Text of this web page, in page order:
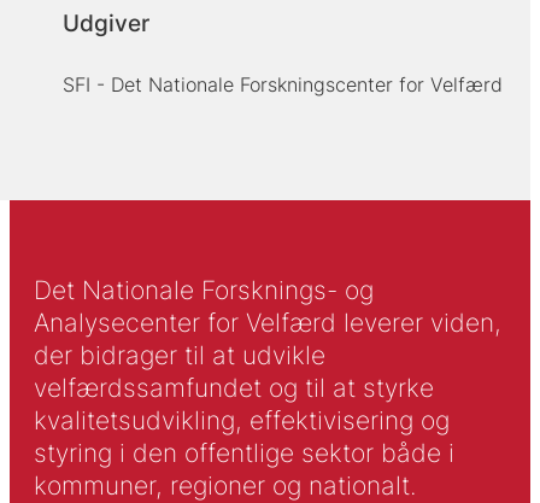
Udgiver
SFI - Det Nationale Forskningscenter for Velfærd
Det Nationale Forsknings- og
Analysecenter for Velfærd leverer viden,
der bidrager til at udvikle
velfærdssamfundet og til at styrke
kvalitetsudvikling, effektivisering og
styring i den offentlige sektor både i
kommuner, regioner og nationalt.